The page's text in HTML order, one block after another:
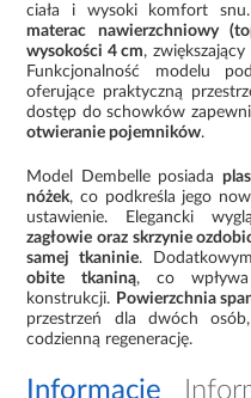
ciała i wysoki komfort
materac nawierzchniowy
wysokości 4 cm,
Funkcjonalność modelu
oferujące praktyczną
dostęp do schowków
otwieranie pojemników.
Model Dembelle posiada
nóżek, co podkreśla jego
ustawienie. Elegancki
zagłowie oraz skrzynie
samej tkaninie.
obite tkaniną, co
konstrukcji. Powierzchnia
przestrzeń dla dwóch
codzienną regenerację.
Informacje